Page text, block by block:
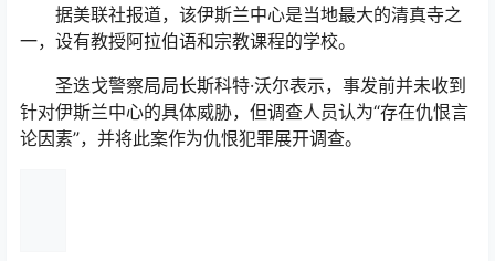
据美联社报道，该伊斯兰中心是当地最大的清真寺之
一，设有教授阿拉伯语和宗教课程的学校。
圣迭戈警察局局长斯科特·沃尔表示，事发前并未收到
针对伊斯兰中心的具体威胁，但调查人员认为“存在仇恨言
论因素”，并将此案作为仇恨犯罪展开调查。